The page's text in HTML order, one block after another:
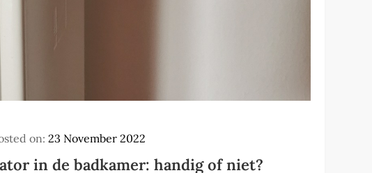
on: 23 November 2022
in de badkamer: handig of niet?